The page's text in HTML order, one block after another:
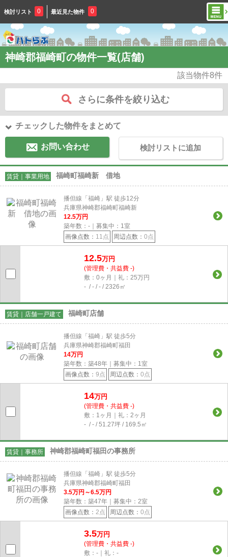
検討リスト 0 最近見た物件 0
神崎郡福崎町の物件一覧(店舗)
該当物件8件
さらに条件を絞り込む
チェックした物件をまとめて
お問い合わせ 検討リストに追加
賃貸｜事業用地 福崎町福崎新 借地
播但線「福崎」駅 徒歩12分
兵庫県神崎郡福崎町福崎新
12.5万円
築年数：-｜募集中： 1室
画像点数： 11点 周辺点数： 0点
12.5万円
(管理費・共益費 -)
敷：0ヶ月｜礼：25万円
- / - / - / 2326㎡
賃貸｜店舗一戸建て 福崎町店舗
播但線「福崎」駅 徒歩5分
兵庫県神崎郡福崎町福田
14万円
築年数：築48年｜募集中： 1室
画像点数： 9点 周辺点数： 0点
14万円
(管理費・共益費 -)
敷：1ヶ月｜礼：2ヶ月
- / - / 51.27坪 / 169.5㎡
賃貸｜事務所 神崎郡福崎町福田の事務所
播但線「福崎」駅 徒歩5分
兵庫県神崎郡福崎町福田
3.5万円～6.5万円
築年数：築47年｜募集中： 2室
画像点数： 2点 周辺点数： 0点
3.5万円
(管理費・共益費 -)
敷：-｜礼：-